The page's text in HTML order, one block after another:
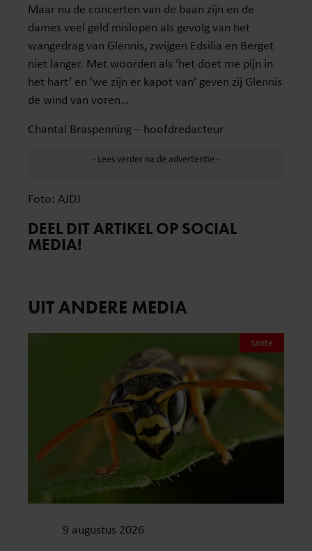
Maar nu de concerten van de baan zijn en de
dames veel geld mislopen als gevolg van het
wangedrag van Glennis, zwijgen Edsilia en Berget
niet langer. Met woorden als ’het doet me pijn in
het hart’ en ’we zijn er kapot van’ geven zij Glennis
de wind van voren…
Chantal Braspenning – hoofdredacteur
Foto: AJDJ
DEEL DIT ARTIKEL OP SOCIAL
MEDIA!
UIT ANDERE MEDIA
Sante
9 augustus 2026